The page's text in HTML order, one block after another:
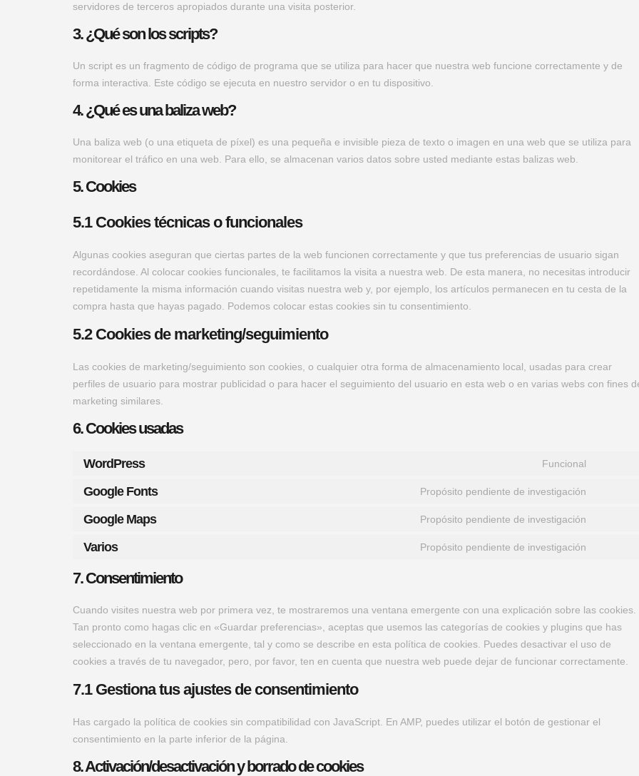
servidores de terceros apropiados durante una visita posterior.
3. ¿Qué son los scripts?
Un script es un fragmento de código de programa que se utiliza para hacer que nuestra web funcione correctamente y de
forma interactiva. Este código se ejecuta en nuestro servidor o en tu dispositivo.
4. ¿Qué es una baliza web?
Una baliza web (o una etiqueta de píxel) es una pequeña e invisible pieza de texto o imagen en una web que se utiliza para
monitorear el tráfico en una web. Para ello, se almacenan varios datos sobre usted mediante estas balizas web.
5. Cookies
5.1 Cookies técnicas o funcionales
Algunas cookies aseguran que ciertas partes de la web funcionen correctamente y que tus preferencias de usuario sigan
recordándose. Al colocar cookies funcionales, te facilitamos la visita a nuestra web. De esta manera, no necesitas introducir
repetidamente la misma información cuando visitas nuestra web y, por ejemplo, los artículos permanecen en tu cesta de la
compra hasta que hayas pagado. Podemos colocar estas cookies sin tu consentimiento.
5.2 Cookies de marketing/seguimiento
Las cookies de marketing/seguimiento son cookies, o cualquier otra forma de almacenamiento local, usadas para crear
perfiles de usuario para mostrar publicidad o para hacer el seguimiento del usuario en esta web o en varias webs con fines
marketing similares.
6. Cookies usadas
WordPress Funcional
Google Fonts Propósito pendiente de investigación
Google Maps Propósito pendiente de investigación
Varios Propósito pendiente de investigación
7. Consentimiento
Cuando visites nuestra web por primera vez, te mostraremos una ventana emergente con una explicación sobre las cookies.
Tan pronto como hagas clic en «Guardar preferencias», aceptas que usemos las categorías de cookies y plugins que has
seleccionado en la ventana emergente, tal y como se describe en esta política de cookies. Puedes desactivar el uso de
cookies a través de tu navegador, pero, por favor, ten en cuenta que nuestra web puede dejar de funcionar correctamente.
7.1 Gestiona tus ajustes de consentimiento
Has cargado la política de cookies sin compatibilidad con JavaScript. En AMP, puedes utilizar el botón de gestionar el
consentimiento en la parte inferior de la página.
8. Activación/desactivación y borrado de cookies